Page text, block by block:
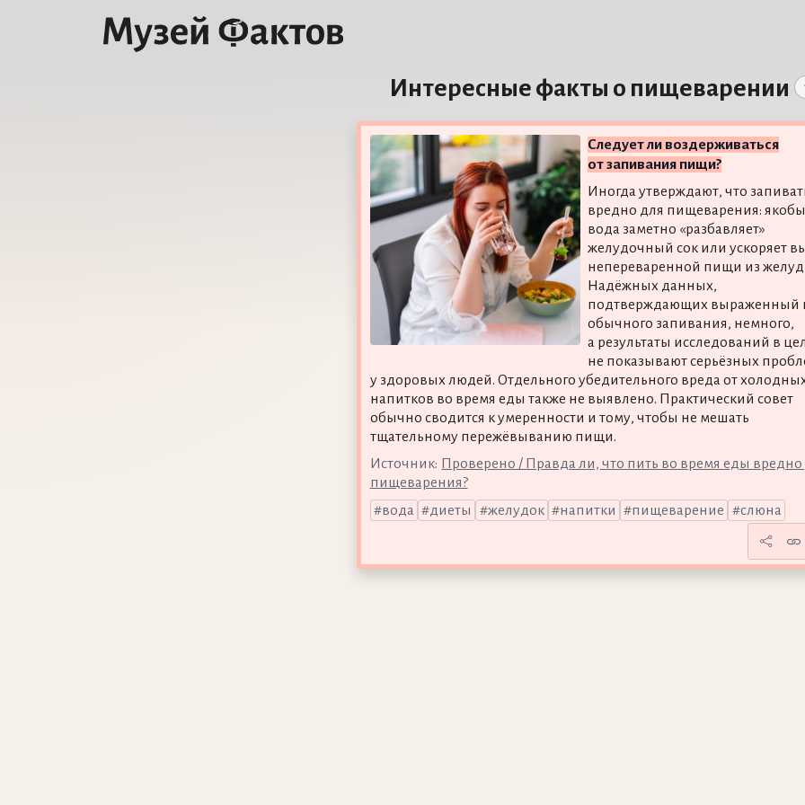
Интересные факты о пищеварении
Следует ли воздерживаться
от запивания пищи?
Иногда утверждают, что
вредно для пищеварения: якобы
вода заметно «разбавляет»
желудочный сок или ускоряет
непереваренной пищи из
Надёжных данных,
подтверждающих выраженный
обычного запивания, немного,
а результаты исследований в
не показывают серьёзных
у здоровых людей. Отдельного убедительного вреда от
напитков во время еды также не выявлено. Практический совет
обычно сводится к умеренности и тому, чтобы не мешать
тщательному пережёвыванию пищи.
Источник: Проверено / Правда ли, что пить во время еды вредно
пищеварения?
вода
диеты желудок напитки пищеварение слюна